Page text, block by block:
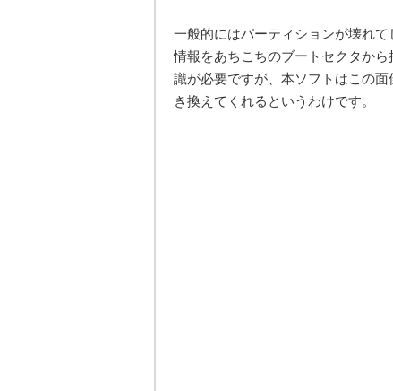
一般的にはパーティションが壊れ
情報をあちこちのブートセクタか
識が必要ですが、本ソフトはこの
き換えてくれるというわけです。